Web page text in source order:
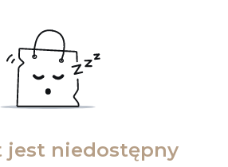
jest niedostępny